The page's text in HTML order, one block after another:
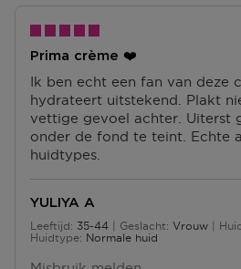
Terugsturen
dagen om deze (gedeeltelijk)
herroepen. Na de herroeping
dagen de tijd om de producten
jouw bestelling te herroepen,
opnemen of gebruikmaken van
voor herroeping
Je mag het product ook
een winkel bij jou in de buurt.
retourformulier in te vullen.
orderbevestiging mee.
Prima crème ❤️
Ik ben echt een fan van deze
hydrateert uitstekend. Plakt
vettige gevoel achter. Uiterst
onder de fond te teint. Echte
huidtypes.
YULIYA A
Leeftijd
35 tot 4435-44 Geslacht Vrouw
Huidtype
Normale huid